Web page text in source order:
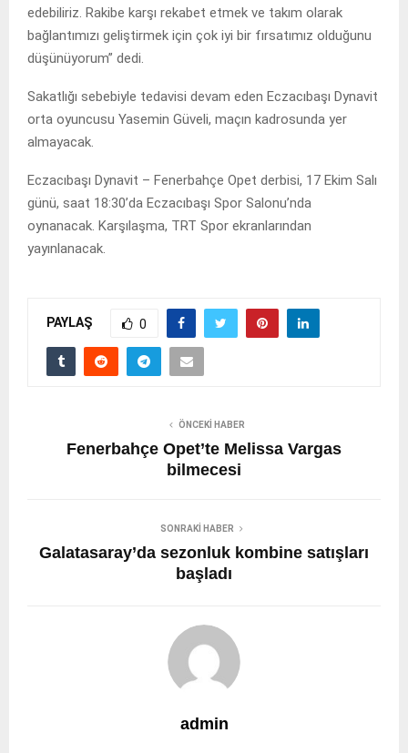
edebiliriz. Rakibe karşı rekabet etmek ve takım olarak
bağlantımızı geliştirmek için çok iyi bir fırsatımız olduğunu
düşünüyorum” dedi.
Sakatlığı sebebiyle tedavisi devam eden Eczacıbaşı Dynavit
orta oyuncusu Yasemin Güveli, maçın kadrosunda yer
almayacak.
Eczacıbaşı Dynavit – Fenerbahçe Opet derbisi, 17 Ekim Salı
günü, saat 18:30’da Eczacıbaşı Spor Salonu’nda
oynanacak. Karşılaşma, TRT Spor ekranlarından
yayınlanacak.
PAYLAŞ 0
ÖNCEKI HABER
Fenerbahçe Opet’te Melissa Vargas
bilmecesi
SONRAKI HABER
Galatasaray’da sezonluk kombine satışları
başladı
admin